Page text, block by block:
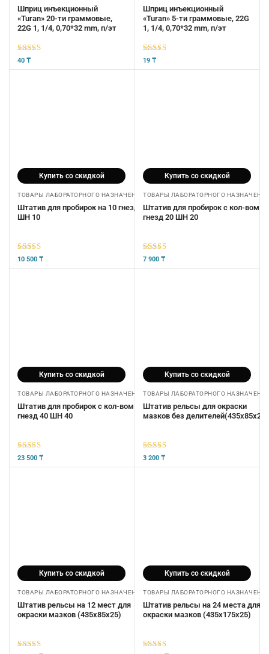
Шприц инъекционный
«Turan» 20-ти граммовые,
22G 1, 1/4, 0,70*32 mm, п/эт
5из 5
40 ₸
Шприц инъекционный
«Turan» 5-ти граммовые, 22G
1, 1/4, 0,70*32 mm, п/эт
5из 5
19 ₸
Купить со скидкой
ТОВАРЫ ЛАБОРАТОРНОГО НАЗНАЧЕНИЯ
Штатив для пробирок на 10 гнезд
ШН 10
5из 5
10 500 ₸
Купить со скидкой
ТОВАРЫ ЛАБОРАТОРНОГО
Штатив для пробирок с кол-вом
гнезд 20 ШН 20
5 из 5
7 900 ₸
Купить со скидкой
ТОВАРЫ ЛАБОРАТОРНОГО НАЗНАЧЕНИЯ
Штатив для пробирок с кол-вом
гнезд 40 ШН 40
5из 5
23 500 ₸
Купить со скидкой
ТОВАРЫ ЛАБОРАТОРНОГО
Штатив рельсы для окраски
мазков без делителей(435х85х25)
5 из 5
3 200 ₸
Купить со скидкой
ТОВАРЫ ЛАБОРАТОРНОГО НАЗНАЧЕНИЯ
Штатив рельсы на 12 мест для
окраски мазков (435х85х25)
Купить со скидкой
ТОВАРЫ ЛАБОРАТОРНОГО
Штатив рельсы на 24 места для
окраски мазков (435х175х25)